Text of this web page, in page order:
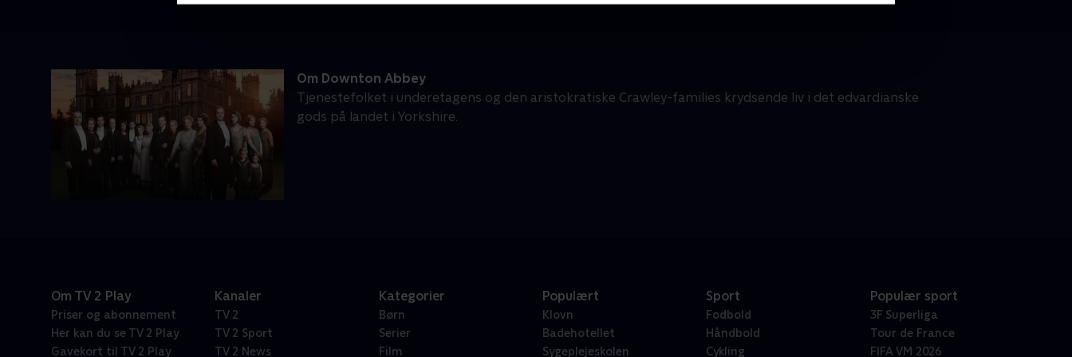
Om Downton Abbey
Tjenestefolket i underetagens og den aristokratiske Crawley-families krydsende liv i det edvardianske
gods på landet i Yorkshire.
Om TV 2 Play
Priser og abonnement
Her kan du se TV 2 Play
Gavekort til TV 2 Play
Kanaler
TV 2
TV 2 Sport
TV 2 News
Kategorier
Børn
Serier
Film
Populært
Klovn
Badehotellet
Sygeplejeskolen
Sport
Fodbold
Håndbold
Cykling
Populær sport
3F Superliga
Tour de France
FIFA VM 2026